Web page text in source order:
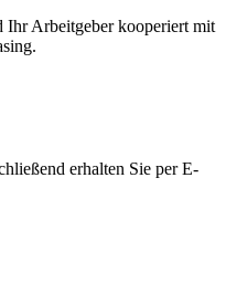
Ihr Arbeitgeber kooperiert mit
erhalten Sie per E-